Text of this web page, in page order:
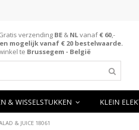
verzending BE& NLvanaf€ 60,-
mogelijk vanaf € 20 bestelwaarde.
te Brussegem - België
& WISSELSTUKKEN KLEIN
& JUICE 18061